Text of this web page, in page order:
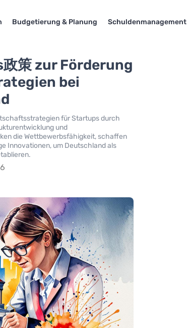
Budgetierung & Planung Schuldenmanagement
策 zur Förderung
bei
für Startups durch
und
die Wettbewerbsfähigkeit, schaffen
Innovationen, um Deutschland als